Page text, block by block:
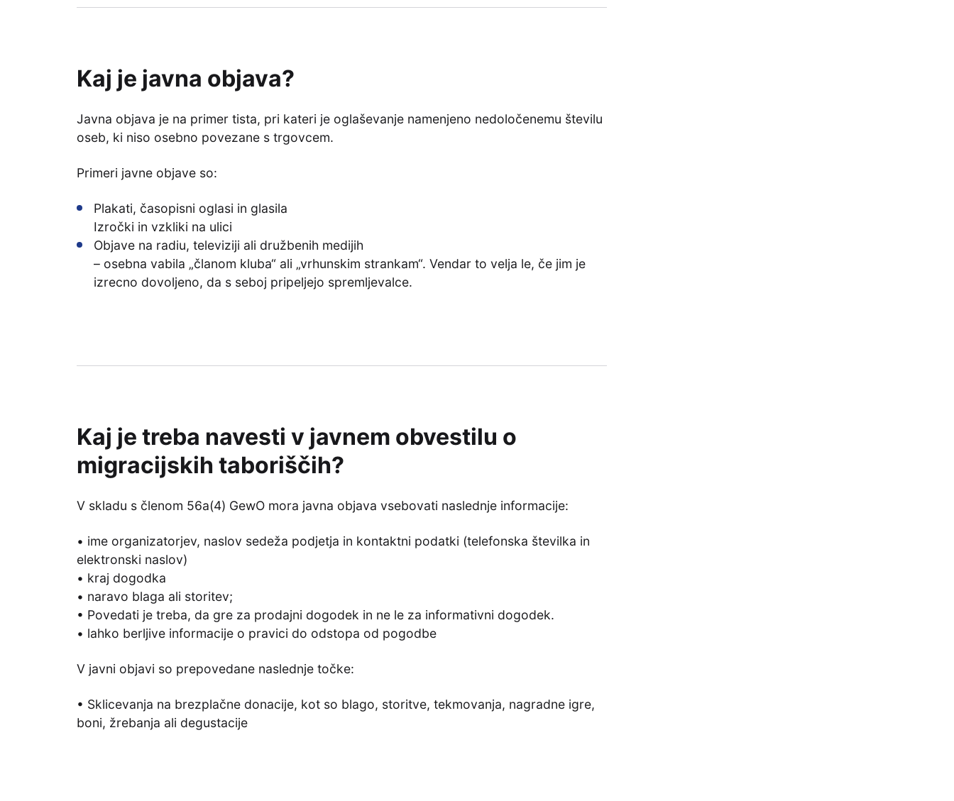
Kaj je javna objava?
Javna objava je na primer tista, pri kateri je oglaševanje namenjeno nedoločenemu številu
oseb, ki niso osebno povezane s trgovcem.
Primeri javne objave so:
Plakati, časopisni oglasi in glasila
Izročki in vzkliki na ulici
Objave na radiu, televiziji ali družbenih medijih
– osebna vabila „članom kluba“ ali „vrhunskim strankam“. Vendar to velja le, če jim je
izrecno dovoljeno, da s seboj pripeljejo spremljevalce.
Kaj je treba navesti v javnem obvestilu o
migracijskih taboriščih?
V skladu s členom 56a(4) GewO mora javna objava vsebovati naslednje informacije:
• ime organizatorjev, naslov sedeža podjetja in kontaktni podatki (telefonska številka in
elektronski naslov)
• kraj dogodka
• naravo blaga ali storitev;
• Povedati je treba, da gre za prodajni dogodek in ne le za informativni dogodek.
• lahko berljive informacije o pravici do odstopa od pogodbe
V javni objavi so prepovedane naslednje točke:
• Sklicevanja na brezplačne donacije, kot so blago, storitve, tekmovanja, nagradne igre,
boni, žrebanja ali degustacije